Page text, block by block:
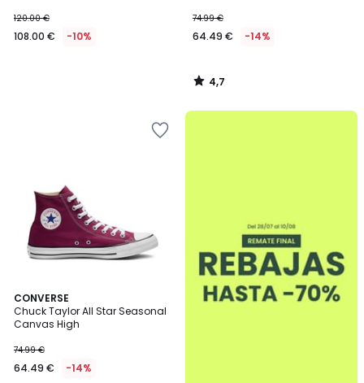
120.00 €
108.00 € -10%
74.99 €
64.49 € -14%
4,7
/
CONVERSE
Chuck Taylor All Star Seasonal
Canvas High
74.99 €
64.49 € -14%
4,7
/ 5
.